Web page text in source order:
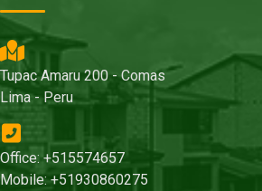
Tupac Amaru 200 - Comas
Lima - Peru
Office: +515574657
Mobile: +51930860275